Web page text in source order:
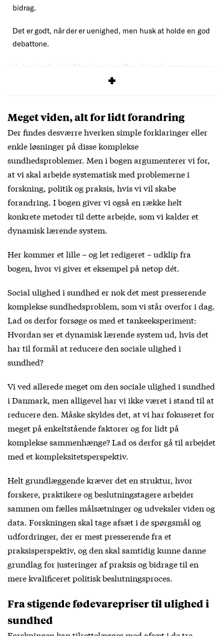
bidrag.
Det er godt, når der er uenighed, men husk at holde en god
debattone.
Uniavisen forbeholder sig retten til at slette kommentarer,
debatregler
Meget viden, alt for lidt forandring
Der findes desværre hverken simple forklaringer eller
enkle løsninger på disse komplekse
sundhedsproblemer. Men i bogen argumenterer vi for,
at vi skal arbejde systematisk med problemerne i
forskning, politik og praksis, hvis vi vil skabe
forandring. I bogen giver vi også en række helt
konkrete metoder til dette arbejde, som vi kalder et
dynamisk lærende system.
Her kommer et lille – og let redigeret – udklip fra
bogen, hvor vi giver et eksempel på netop dét.
Social ulighed i sundhed er nok det mest presserende
komplekse sundhedsproblem, som vi står overfor i dag.
Lad os derfor forsøge os med et tankeeksperiment:
Hvordan ser et dynamisk lærende system ud, hvis det
har til formål at reducere den sociale ulighed i
sundhed?
Vi ved allerede meget om den sociale ulighed i sundhed
i Danmark, men alligevel har vi ikke været i stand til at
reducere den. Måske skyldes det, at vi har fokuseret for
meget på enkeltstående faktorer og for lidt på
komplekse sammenhænge? Lad os derfor gå til arbejdet
med et kompleksitetsperspektiv.
Helt grundlæggende kræver det en struktur, hvor
forskere, praktikere og beslutningstagere arbejder
sammen om fælles målsætninger og udveksler viden og
data. Forskningen skal tage afsæt i de spørgsmål og
udfordringer, der er mest presserende fra et
praksisperspektiv, og den skal samtidig kunne danne
grundlag for justeringer af praksis og bidrage til en
mere kvalificeret politisk beslutningsproces.
Fra stigende fødevarepriser til ulighed i
sundhed